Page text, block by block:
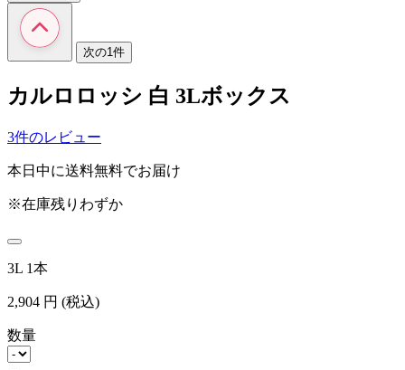
次の1件
カルロロッシ 白 3Lボックス
3件のレビュー
本日中に送料無料でお届け
※在庫残りわずか
3L 1本
2,904 円 (税込)
数量